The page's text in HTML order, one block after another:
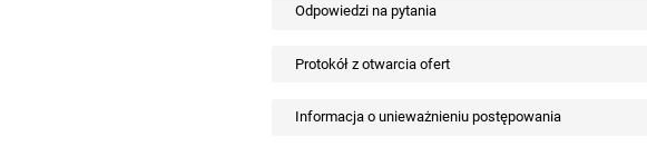
Odpowiedzi na pytania
Protokół z otwarcia ofert
Informacja o unieważnieniu postępowania